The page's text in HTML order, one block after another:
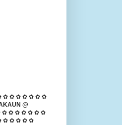
✿ ✿ ✿ ✿ ✿ ✿ ✿
@
✿ ✿ ✿ ✿ ✿ ✿ ✿
✿ ✿ ✿ ✿ ✿